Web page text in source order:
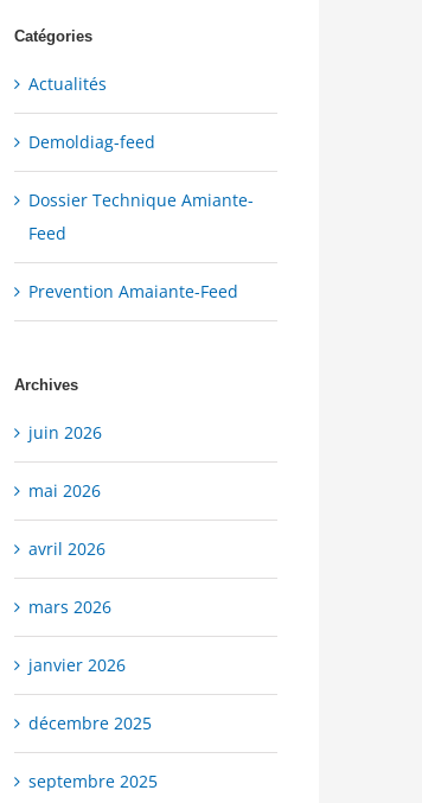
Catégories
Actualités
Demoldiag-feed
Dossier Technique Amiante-
Feed
Prevention Amaiante-Feed
Archives
juin 2026
mai 2026
avril 2026
mars 2026
janvier 2026
décembre 2025
septembre 2025